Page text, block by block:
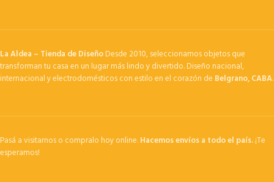
La Aldea – Tienda de DiseñoDesde 2010, seleccionamos objetos que
transforman tu casa en un lugar más lindo y divertido. Diseño nacional,
internacional y electrodomésticos con estilo en el corazón de Belgrano, CABA.
Pasá a visitarnos o compralo hoy online.Hacemos envíos a todo el país.¡Te
esperamos!